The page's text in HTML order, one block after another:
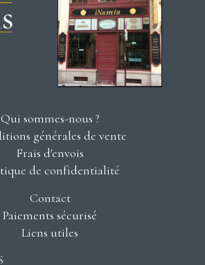
Qui sommes-nous ?
générales de vente
Frais d'envois
de confidentialité
Contact
Paiements sécurisé
Liens utiles